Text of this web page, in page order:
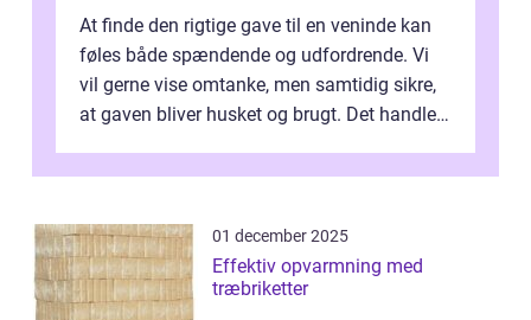
At finde den rigtige gave til en veninde kan
føles både spændende og udfordrende. Vi
vil gerne vise omtanke, men samtidig sikre,
at gaven bliver husket og brugt. Det handler
01 december 2025
Effektiv opvarmning med
træbriketter